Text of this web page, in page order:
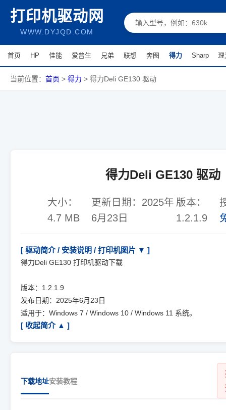
打印机驱动网
WWW.DYJQD.COM
首页 HP 佳能 爱普生 兄弟 联想 奔图 得力 Sharp 理
当前位置： 首页 > 得力 > 得力Deli GE130 驱动
得力Deli GE130 驱动
大小：
4.7 MB
更新日期： 2025年
6月23日
版本：
1.2.1.9
[ 驱动简介 / 安装说明 / 打印机图片 ▼ ]
得力Deli GE130 打印机驱动下载
版本：1.2.1.9
发布日期：2025年6月23日
适用于：Windows 7 / Windows 10 / Windows 11 系统。
[ 收起简介 ▲ ]
下载地址安装教程